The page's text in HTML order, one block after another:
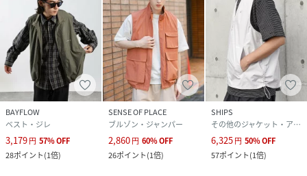
BAYFLOW
ベスト・ジレ
3,179円 57%OFF
28ポイント(1倍)
SENSE OF PLACE
ブルゾン・ジャンパー
2,860円 60%OFF
26ポイント(1倍)
SHIPS
その他のジャケット・アウター
6,325円 50%OFF
57ポイント(1倍)